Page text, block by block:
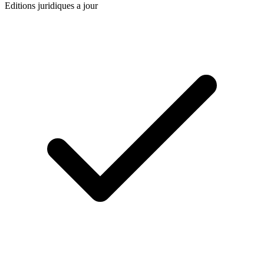
Editions juridiques a jour